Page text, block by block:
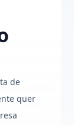
de
quer